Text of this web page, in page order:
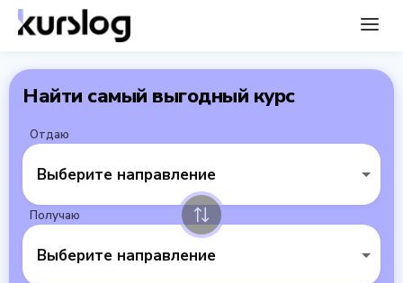
Найти самый выгодный курс
Отдаю
Выберите направление
Получаю
Выберите направление